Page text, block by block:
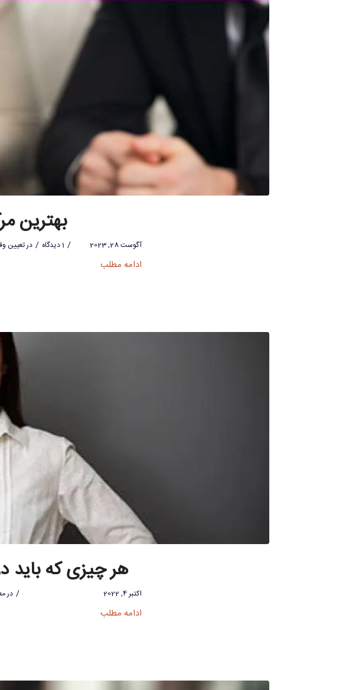
بهترین
آگوست 28, 2023 / 1 دیدگاه / درتعیین
ادامه مطلب
هر چیزی که باید
اکتبر 4, 2022 / در
ادامه مطلب